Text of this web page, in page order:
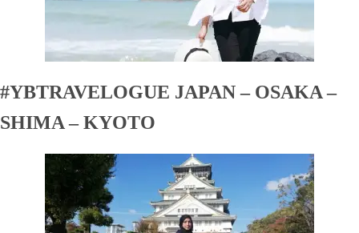
#YBTRAVELOGUE JAPAN – OSAKA –
SHIMA – KYOTO